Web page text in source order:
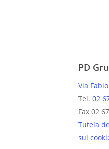
PD
Via
Tel.02
Fax 02
Tutela
sui